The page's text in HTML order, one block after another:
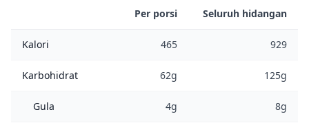
Per porsi Seluruh hidangan
Kalori 465 929
Karbohidrat 62g 125g
Gula 4g 8g